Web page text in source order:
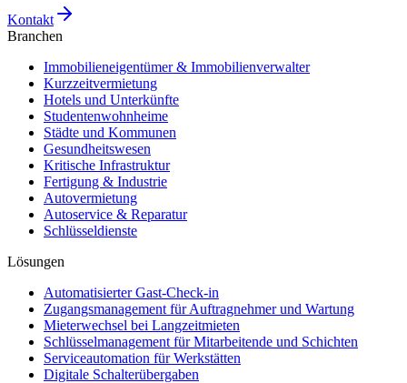
Kontakt
Branchen
Immobilieneigentümer & Immobilienverwalter
Kurzzeitvermietung
Hotels und Unterkünfte
Studentenwohnheime
Städte und Kommunen
Gesundheitswesen
Kritische Infrastruktur
Fertigung & Industrie
Autovermietung
Autoservice & Reparatur
Schlüsseldienste
Lösungen
Automatisierter Gast-Check-in
Zugangsmanagement für Auftragnehmer und Wartung
Mieterwechsel bei Langzeitmieten
Schlüsselmanagement für Mitarbeitende und Schichten
Serviceautomation für Werkstätten
Digitale Schalterübergaben